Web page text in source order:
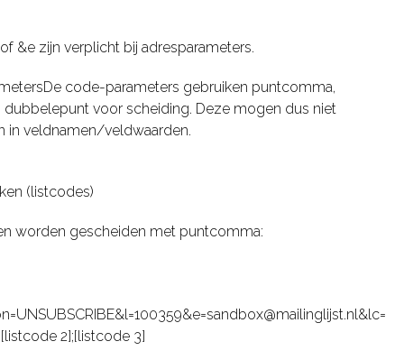
&e zijn verplicht bij adresparameters.
code-parameters gebruiken puntcomma,
voor scheiding. Deze mogen dus niet
in veldnamen/veldwaarden.
(listcodes)
worden gescheiden met puntcomma:
2];[listcode 3]